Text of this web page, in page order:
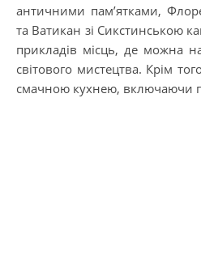
античними пам’ятками,
та Ватикан зі Сикстинською
прикладів місць, де можна
світового мистецтва. Крім
смачною кухнею, включаючи